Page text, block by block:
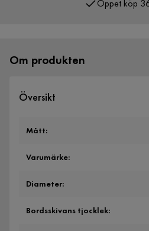
Om produkten
Översikt
Mått:
Varumärke:
Diameter:
Bordsskivans tjocklek: